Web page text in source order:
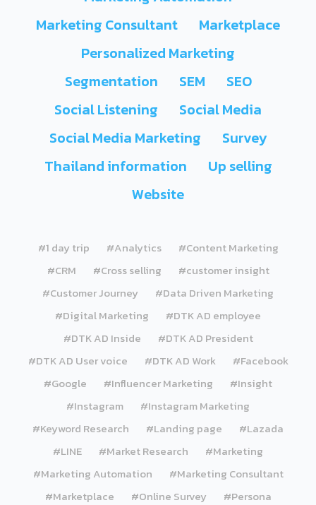
Marketing Consultant
Marketplace
Personalized Marketing
Segmentation
SEM
SEO
Social Listening
Social Media
Social Media Marketing
Survey
Thailand information
Up selling
Website
#1 day trip #Analytics
#Content Marketing
#CRM
#Cross selling
#customer insight
#Customer Journey
#Data Driven Marketing
#Digital Marketing
#DTK AD employee
#DTK AD Inside
#DTK AD President
#DTK AD User voice
#DTK AD Work
#Facebook
#Google
#Influencer Marketing
#Insight
#Instagram
#Instagram Marketing
#Keyword Research
#Landing page
#Lazada
#LINE
#Market Research
#Marketing
#Marketing Automation
#Marketing Consultant
#Marketplace
#Online Survey
#Persona